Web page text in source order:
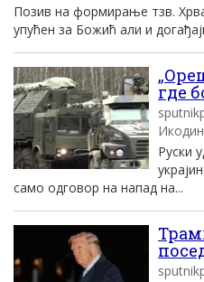
Позив на формирање тзв.
упућен за Божић али и
где
Руски
само одговор на напад на...